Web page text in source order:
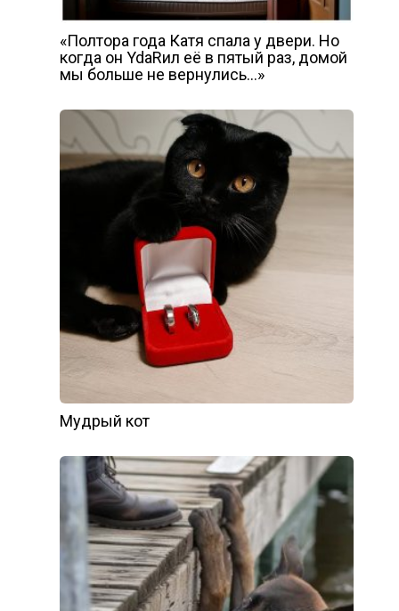
«Полтора года Катя спала у двери. Но
когда он YdаRил её в пятый раз, домой
мы больше не вернулись…»
Мудрый кот